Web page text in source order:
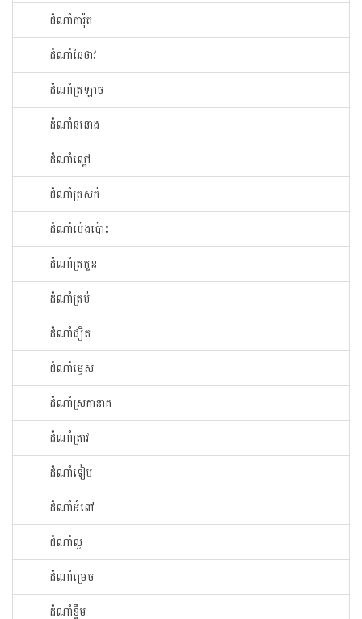
ដំណាំ​ការ៉ុត
ដំណាំ​ឆៃ​ថាវ​
ដំណាំ​ត្រឡាច
ដំណាំ​ននោង​
ដំណាំ​ល្ពៅ​
ដំណាំ​ត្រសក់
ដំណាំ​ប៉េង​ប៉ោះ​
ដំណាំ​ត្រកួន
ដំណាំ​ត្រប់​
ដំណាំ​ផ្សិត​
ដំណាំ​ម្ទេស​
ដំណាំ​ស្រកានាគ
ដំណាំ​ត្រាវ
ដំណាំទៀប
ដំណាំអំពៅ
ដំណាំល្ង
ដំណាំម្រេច
ដំណាំខ្ទឹម